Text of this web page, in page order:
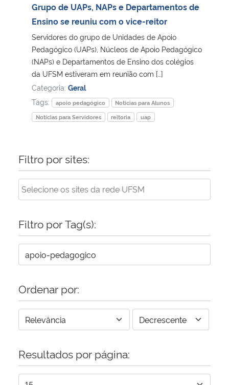
Grupo de UAPs, NAPs e Departamentos de
Ensino se reuniu com o vice-reitor
Servidores do grupo de Unidades de Apoio
Pedagógico (UAPs), Núcleos de Apoio Pedagógico
(NAPs) e Departamentos de Ensino dos colégios
da UFSM estiveram em reunião com […]
Categoria: Geral
Tags:
apoio pedagógico
Notícias para Alunos
Notícias para Servidores
reitoria uap
Filtro por sites:
Filtro por Tag(s):
Ordenar por:
Resultados por página: